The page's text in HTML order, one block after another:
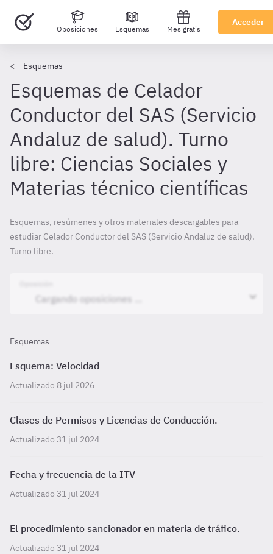
Oposiciones Esquemas Mes gratis
Acceder
Esquemas
Esquemas de Celador
Conductor del SAS (Servicio
Andaluz de salud). Turno
libre: Ciencias Sociales y
Materias técnico científicas
Esquemas, resúmenes y otros materiales descargables para
estudiar Celador Conductor del SAS (Servicio Andaluz de salud).
Turno libre.
Esquemas
Esquema: Velocidad
Actualizado 8 jul 2026
Clases de Permisos y Licencias de Conducción.
Actualizado 31 jul 2024
Fecha y frecuencia de la ITV
Actualizado 31 jul 2024
El procedimiento sancionador en materia de tráfico.
Actualizado 31 jul 2024